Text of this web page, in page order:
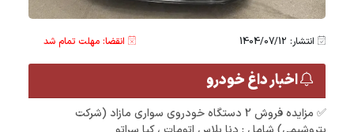
انتشار: 1404/07/12 انقضا: مهلت تمام شد
اخبار داغ خودرو
✅ مزایده فروش 2 دستگاه خودروی سواری مازاد (شرکت